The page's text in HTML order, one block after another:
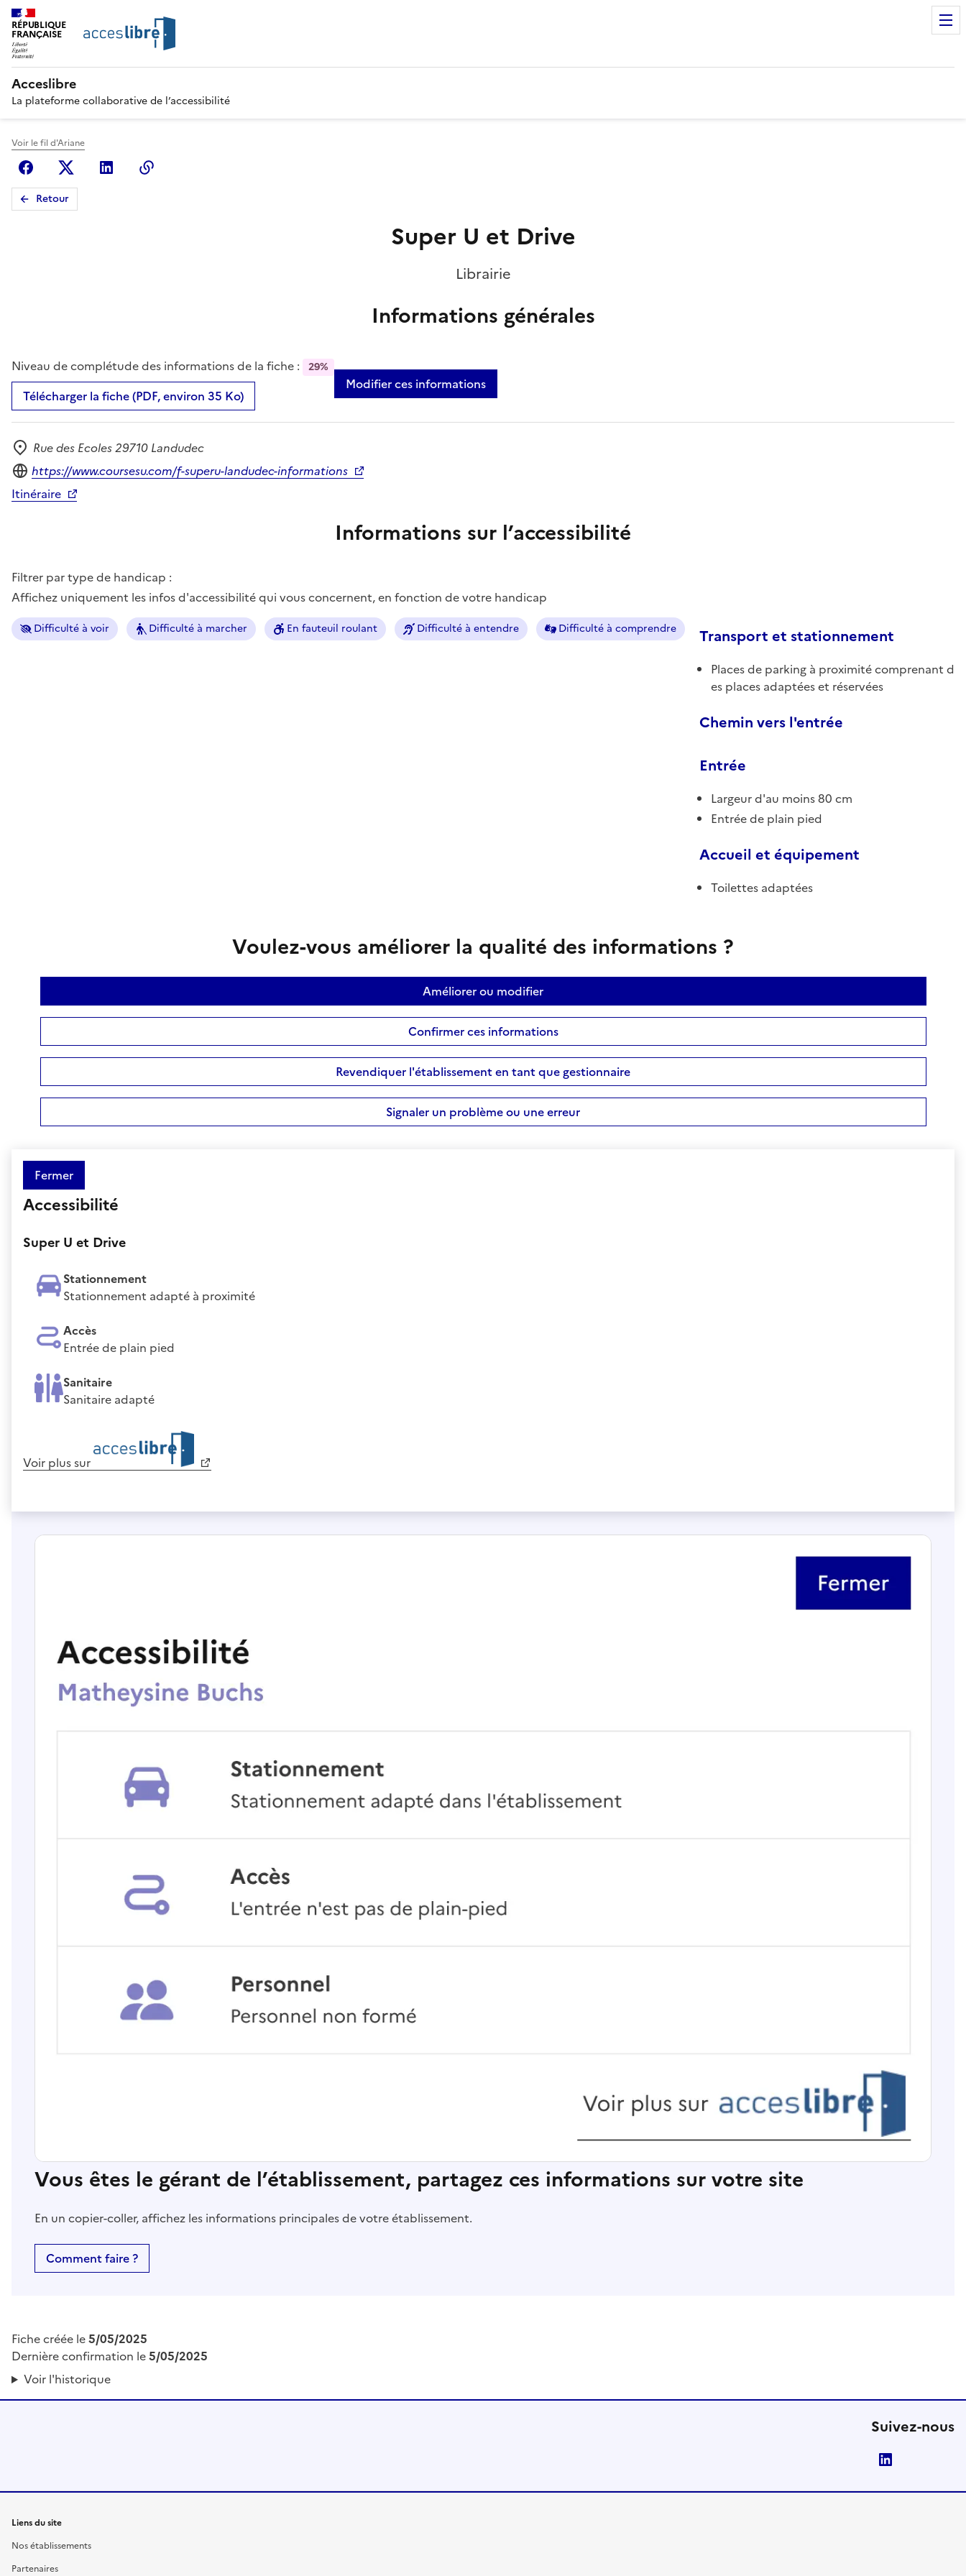
RÉPUBLIQUE
FRANÇAISE
Acceslibre
La plateforme collaborative de l’accessibilité
Voir le fil d'Ariane
FacebookX (anciennement Twitter)
Linkedin
Retour
Super U et Drive
Librairie
Informations générales
Niveau de complétude des informations de la fiche : 29%
Télécharger la fiche (PDF, environ 35 Ko)
Modifier ces informations
Adresse
Rue des Ecoles 29710 Landudec
Site internet
https://www.coursesu.com/f-superu-landudec-informations
Itinéraire
Informations sur l’accessibilité
Filtrer par type de handicap :
Affichez uniquement les infos d'accessibilité qui vous concernent, en fonction de votre handicap
Difficulté à voir Difficulté à marcher En fauteuil roulant Difficulté à entendre Difficulté à comprendre Transport et stationnement
Places de parking à proximité comprenant d
es places adaptées et réservées
Chemin vers l'entrée
Entrée
Largeur d'au moins 80 cm
Entrée de plain pied
Accueil et équipement
Toilettes adaptées
Voulez-vous améliorer la qualité des informations ?
Améliorer ou modifier
Confirmer ces informations
Revendiquer l'établissement en tant que gestionnaire
Signaler un problème ou une erreur
Fermer
Accessibilité
Super U et Drive
Stationnement
Stationnement adapté à proximité
Accès
Entrée de plain pied
Sanitaire
Sanitaire adapté
Voir plus sur
Vous êtes le gérant de l’établissement, partagez ces informations sur votre site
En un copier-coller, affichez les informations principales de votre établissement.
Comment faire ?
Fiche créée le5/05/2025
Dernière confirmation le5/05/2025
Voir l'historique
Suivez-nous
Liens du site
Nos établissements
Partenaires